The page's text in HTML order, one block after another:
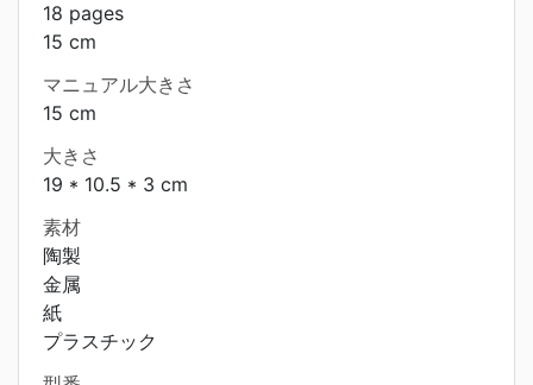
18 pages
15 cm
マニュアル大きさ
15 cm
大きさ
19 * 10.5 * 3 cm
素材
陶製
金属
紙
プラスチック